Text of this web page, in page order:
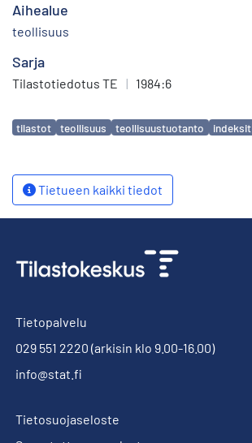
Aihealue
teollisuus
Sarja
Tilastotiedotus TE | 1984:6
Avainsanat
tilastot teollisuus teollisuustuotanto indeksit
Tietueen kaikki tiedot
Tietopalvelu
029 551 2220 (arkisin klo 9.00-16.00)
info@stat.fi
Tietosuojaseloste